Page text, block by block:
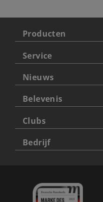
Producten
Service
Nieuws
Belevenis
Clubs
Bedrijf